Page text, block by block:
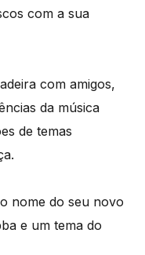
com a sua
com amigos,
da música
de temas
nome do seu novo
e um tema do